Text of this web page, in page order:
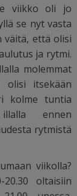
viikko oli jo
se nyt vasta
väitä, että olisi
ja rytmi.
molemmat
olisi itsekään
kolme tuntia
ennen
rytmistä
viikolla?
oltaisiin